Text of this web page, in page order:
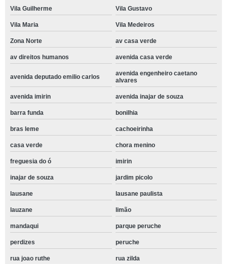
Vila Guilherme Vila Gustavo
Vila Maria Vila Medeiros
Zona Norte av casa verde
av direitos humanos avenida casa verde
avenida deputado emilio carlos
avenida engenheiro caetano
alvares
avenida imirin avenida inajar de souza
barra funda bonilhia
bras leme cachoeirinha
casa verde chora menino
freguesia do ó imirin
inajar de souza jardim picolo
lausane lausane paulista
lauzane limão
mandaqui parque peruche
perdizes peruche
rua joao ruthe rua zilda